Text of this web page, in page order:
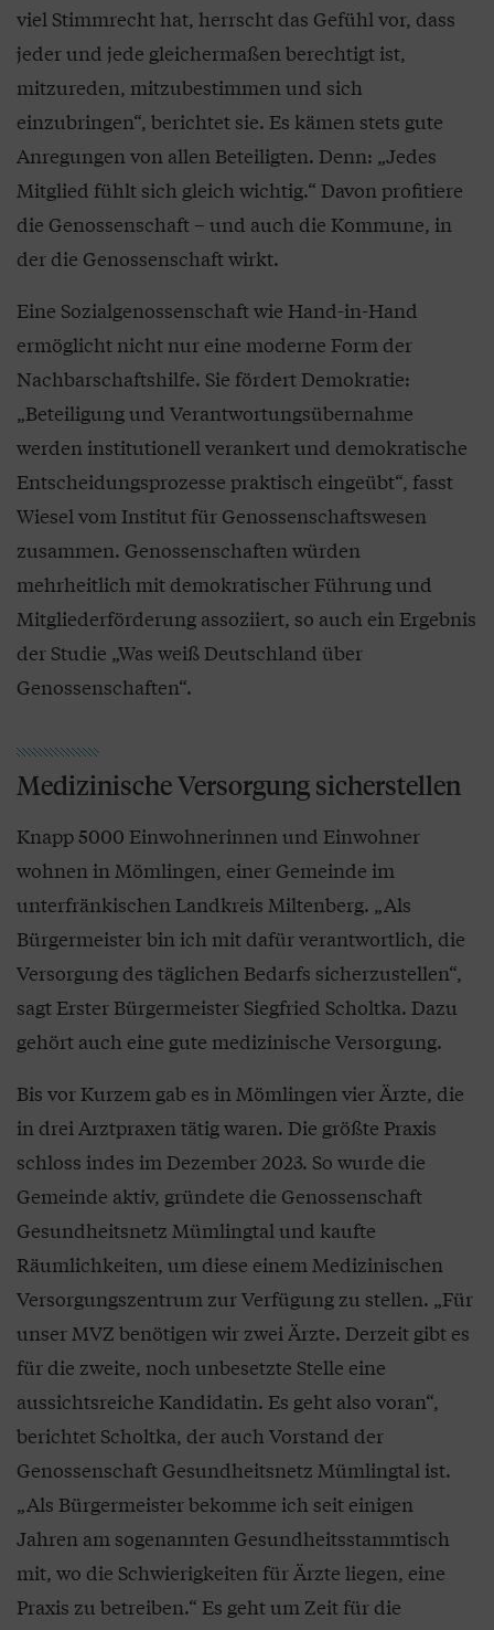
viel Stimmrecht hat, herrscht das Gefühl vor, dass
jeder und jede gleichermaßen berechtigt ist,
mitzureden, mitzubestimmen und sich
einzubringen“, berichtet sie. Es kämen stets gute
Anregungen von allen Beteiligten. Denn: „Jedes
Mitglied fühlt sich gleich wichtig.“ Davon profitiere
die Genossenschaft – und auch die Kommune, in
der die Genossenschaft wirkt.
Eine Sozialgenossenschaft wie Hand-in-Hand
ermöglicht nicht nur eine moderne Form der
Nachbarschaftshilfe. Sie fördert Demokratie:
„Beteiligung und Verantwortungsübernahme
werden institutionell verankert und demokratische
Entscheidungsprozesse praktisch eingeübt“, fasst
Wiesel vom Institut für Genossenschaftswesen
zusammen. Genossenschaften würden
mehrheitlich mit demokratischer Führung und
Mitgliederförderung assoziiert, so auch ein Ergebnis
der Studie „Was weiß Deutschland über
Genossenschaften“.
Medizinische Versorgung sicherstellen
Knapp 5000 Einwohnerinnen und Einwohner
wohnen in Mömlingen, einer Gemeinde im
unterfränkischen Landkreis Miltenberg. „Als
Bürgermeister bin ich mit dafür verantwortlich, die
Versorgung des täglichen Bedarfs sicherzustellen“,
sagt Erster Bürgermeister Siegfried Scholtka. Dazu
gehört auch eine gute medizinische Versorgung.
Bis vor Kurzem gab es in Mömlingen vier Ärzte, die
in drei Arztpraxen tätig waren. Die größte Praxis
schloss indes im Dezember 2023. So wurde die
Gemeinde aktiv, gründete die Genossenschaft
Gesundheitsnetz Mümlingtal und kaufte
Räumlichkeiten, um diese einem Medizinischen
Versorgungszentrum zur Verfügung zu stellen. „Für
unser MVZ benötigen wir zwei Ärzte. Derzeit gibt es
für die zweite, noch unbesetzte Stelle eine
aussichtsreiche Kandidatin. Es geht also voran“,
berichtet Scholtka, der auch Vorstand der
Genossenschaft Gesundheitsnetz Mümlingtal ist.
„Als Bürgermeister bekomme ich seit einigen
Jahren am sogenannten Gesundheitsstammtisch
mit, wo die Schwierigkeiten für Ärzte liegen, eine
Praxis zu betreiben.“ Es geht um Zeit für die